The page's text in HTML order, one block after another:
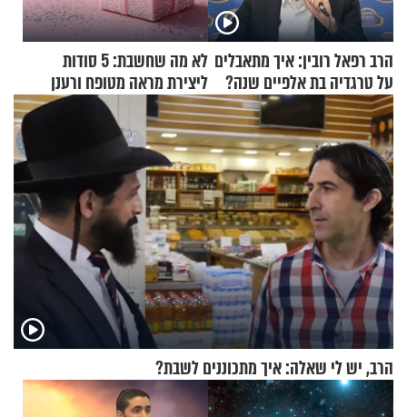
הרב רפאל רובין: איך מתאבלים
על טרגדיה בת אלפיים שנה?
לא מה שחשבת: 5 סודות
ליצירת מראה מטופח ורענן
הרב, יש לי שאלה: איך מתכוננים לשבת?